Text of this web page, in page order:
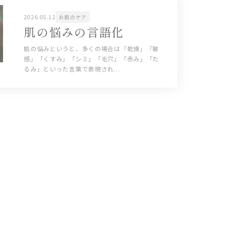
2026.05.12 お肌のケア
肌の悩みの言語化
肌の悩みというと、多くの場合は「乾燥」「敏
感」「くすみ」「シミ」「毛穴」「赤み」「た
るみ」といった言葉で表現され...